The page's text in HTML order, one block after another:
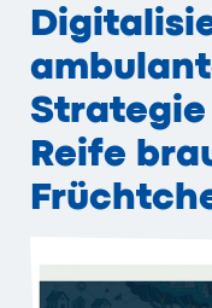
Reife